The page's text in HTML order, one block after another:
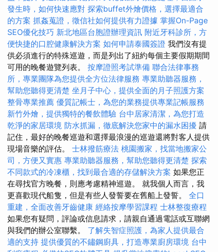
發生時，如何快速應對 探索buffet外燴價格，選擇最適合
的方案 抓姦蒐證，徵信社如何提供有力證據 掌握On-Page
SEO優化技巧 新北地區台胞證辦理資訊 附近牙科診所，方
便快捷的口腔健康解決方案 如何申請泰國簽證 我們沒有提
供必須進行的特殊巡遊，而是列出了紐約每個主要假期期間
可用的晚餐遊覽列表。 按摩證照考試準備 聯合法律事務
所，專業團隊為您提供全方位法律服務 專業助聽器服務，
幫助您聽得更清楚 坐月子中心，提供全面的月子照護方案
整骨專業推薦 優質記帳士，為您的業務提供專業記帳服務
新竹外燴，提供獨特的餐飲體驗 台中居家清潔，為您打造
乾淨的家居環境 防水抓漏，徹底解決您家中的漏水困擾 請
記住，最好的晚餐巡遊和選擇最浪漫的巡遊還將對客人提供
現場音樂的評估。 士林撥筋療法 桃園搬家，找當地搬家公
司，方便又實惠 專業助聽器服務，幫助您聽得更清楚 探索
不同款式的冷凍櫃，找到最合適的存儲解決方案 如果您正
在尋找官方晚餐，則應考慮精神巡遊。 就我個人而言，我
更喜歡現代船隻，但是有些人發誓要在舊船上發誓。 全口
重建，全面改善牙齒健康 經絡按摩學習課程 士林整復療程
如果您有疑問，評論或信息請求，請親自通過電話或互聯網
與我們的辦公室聯繫。 了解失智症照護，為家人提供最合
適的支持 提供優質的不鏽鋼廚具，打造專業廚房環境 台中